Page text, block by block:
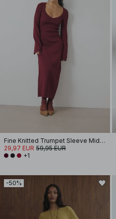
Fine Knitted Trumpet Sleeve Midi Dress
29,97 EUR 59,95 EUR
+1
-50%